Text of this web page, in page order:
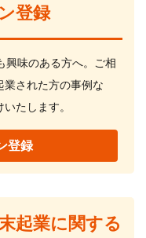
登録
興味のある方へ。ご相
された方の事例な
たします。
登録
起業に関する